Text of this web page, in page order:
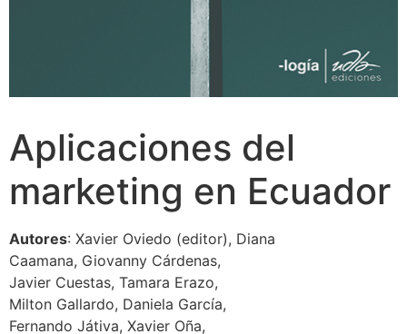
Aplicaciones del
marketing en Ecuador
Autores: Xavier Oviedo (editor), Diana
Caamana, Giovanny Cárdenas,
Javier Cuestas, Tamara Erazo,
Milton Gallardo, Daniela García,
Fernando Játiva, Xavier Oña,